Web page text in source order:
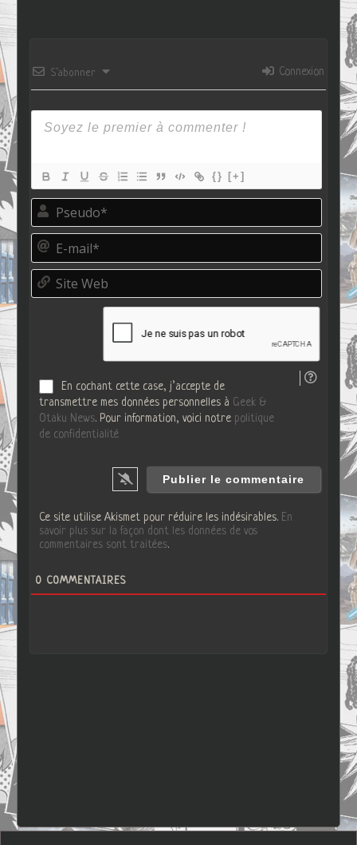
S’abonner Connexion
{} [+]
P
e
d
o
E
m
i
S
t
En cochant cette case, j’accepte de
transmettre mes données personnelles à Geek &
Otaku News. Pour information, voici notre politique
de confidentialité
Ce site utilise Akismet pour réduire les indésirables. En
savoir plus sur la façon dont les données de vos
commentaires sont traitées.
0 COMMENTAIRES